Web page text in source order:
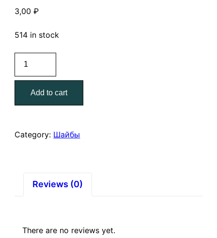
3,00₽
514 in stock
пружинные
DIN
(цинк)
quantity
Add to cart
Category: Шайбы
Reviews (0)
There are no reviews yet.